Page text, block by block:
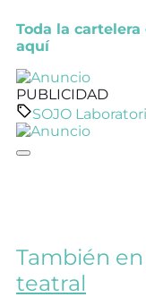
Toda la
aquí
PUBLICIDAD
SOJO
También en
teatral